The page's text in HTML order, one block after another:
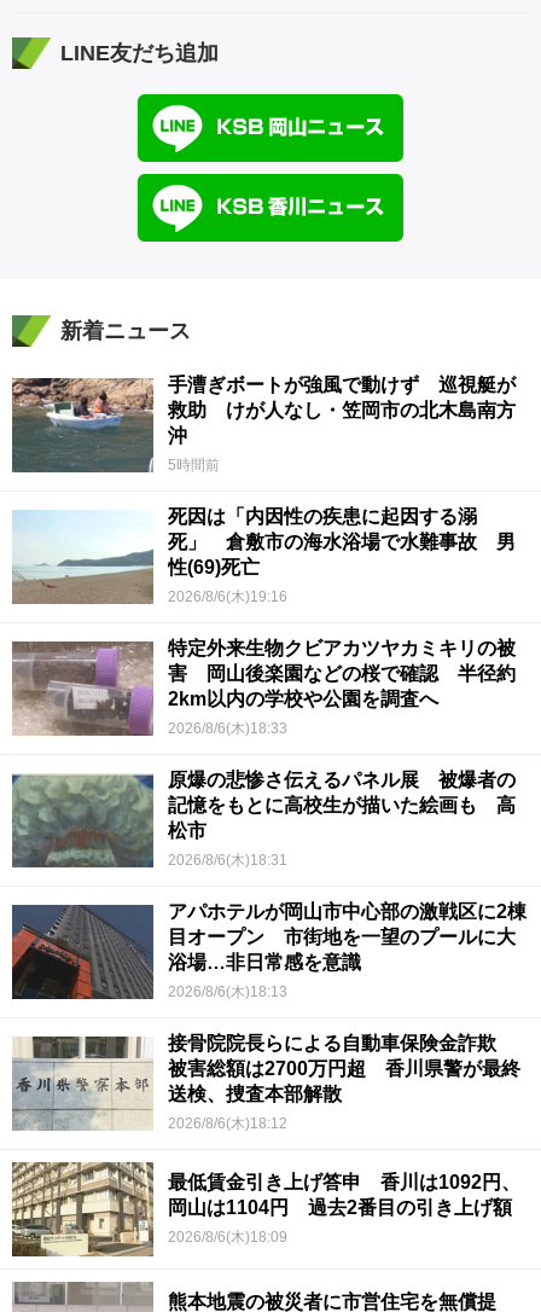
LINE友だち追加
新着ニュース
手漕ぎボートが強風で動けず 巡視艇が
救助 けが人なし・笠岡市の北木島南方
沖
5時間前
死因は「内因性の疾患に起因する溺
死」 倉敷市の海水浴場で水難事故 男
性(69)死亡
2026/8/6(木)19:16
特定外来生物クビアカツヤカミキリの被
害 岡山後楽園などの桜で確認 半径約
2km以内の学校や公園を調査へ
2026/8/6(木)18:33
原爆の悲惨さ伝えるパネル展 被爆者の
記憶をもとに高校生が描いた絵画も 高
松市
2026/8/6(木)18:31
アパホテルが岡山市中心部の激戦区に2棟
目オープン 市街地を一望のプールに大
浴場…非日常感を意識
2026/8/6(木)18:13
接骨院院長らによる自動車保険金詐欺
被害総額は2700万円超 香川県警が最終
送検、捜査本部解散
2026/8/6(木)18:12
最低賃金引き上げ答申 香川は1092円、
岡山は1104円 過去2番目の引き上げ額
2026/8/6(木)18:09
熊本地震の被災者に市営住宅を無償提